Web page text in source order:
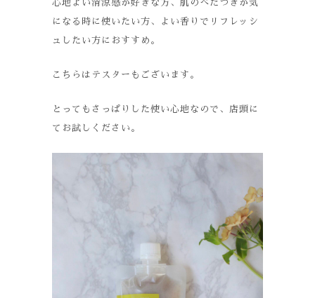
心地よい清涼感が好きな方、肌のべたつきが気
になる時に使いたい方、よい香りでリフレッシ
ュしたい方におすすめ。
こちらはテスターもございます。
とってもさっぱりした使い心地なので、店頭に
てお試しください。